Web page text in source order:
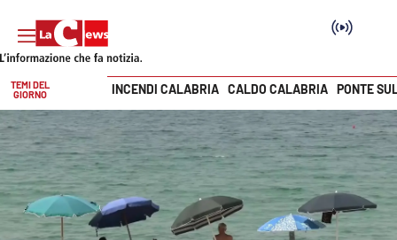
SEZIONI
Cronaca
Politica
Vai
TEMI DEL
GIORNO
INCENDI CALABRIA CALDO CALABRIA PONTE